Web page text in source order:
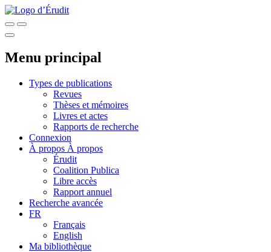
Menu principal
Types de publications
Revues
Thèses et mémoires
Livres et actes
Rapports de recherche
Connexion
À propos À propos
Érudit
Coalition Publica
Libre accès
Rapport annuel
Recherche avancée
FR
Français
English
Ma bibliothèque